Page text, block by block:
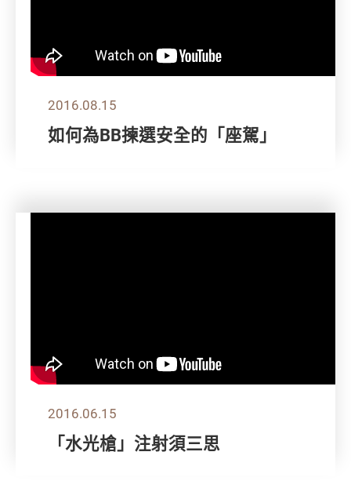
2016.08.15
如何為BB揀選安全的「座駕」
2016.06.15
「水光槍」注射須三思